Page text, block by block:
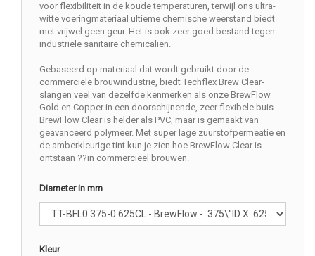
voor flexibiliteit in de koude temperaturen, terwijl ons ultra-
witte voeringmateriaal ultieme chemische weerstand biedt
met vrijwel geen geur. Het is ook zeer goed bestand tegen
industriële sanitaire chemicaliën.
Gebaseerd op materiaal dat wordt gebruikt door de
commerciële brouwindustrie, biedt Techflex Brew Clear-
slangen veel van dezelfde kenmerken als onze BrewFlow
Gold en Copper in een doorschijnende, zeer flexibele buis.
BrewFlow Clear is helder als PVC, maar is gemaakt van
geavanceerd polymeer. Met super lage zuurstofpermeatie en
de amberkleurige tint kun je zien hoe BrewFlow Clear is
ontstaan ??in commercieel brouwen.
Diameter in mm
Kleur